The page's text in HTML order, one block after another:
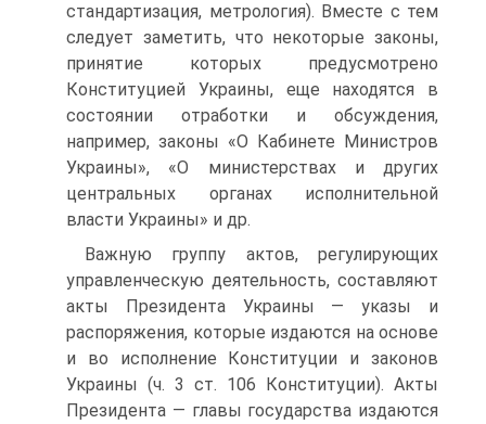
стандартизация, метрология). Вместе с тем
следует заметить, что некоторые законы,
принятие которых предусмотрено
Конституцией Украины, еще находятся в
состоянии отработки и обсуждения,
например, законы «О Кабинете Министров
Украины», «О министерствах и других
центральных органах исполнительной
власти Украины» и др.
Важную группу актов, регулирующих
управленческую деятельность, составляют
акты Президента Украины — указы и
распоряжения, которые издаются на основе
и во исполнение Конституции и законов
Украины (ч. 3 ст. 106 Конституции). Акты
Президента — главы государства издаются